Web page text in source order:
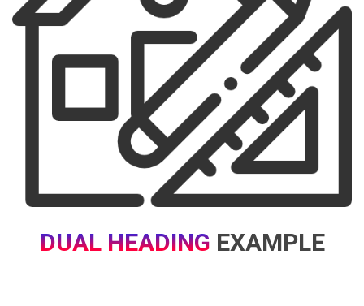
DUAL HEADING EXAMPLE